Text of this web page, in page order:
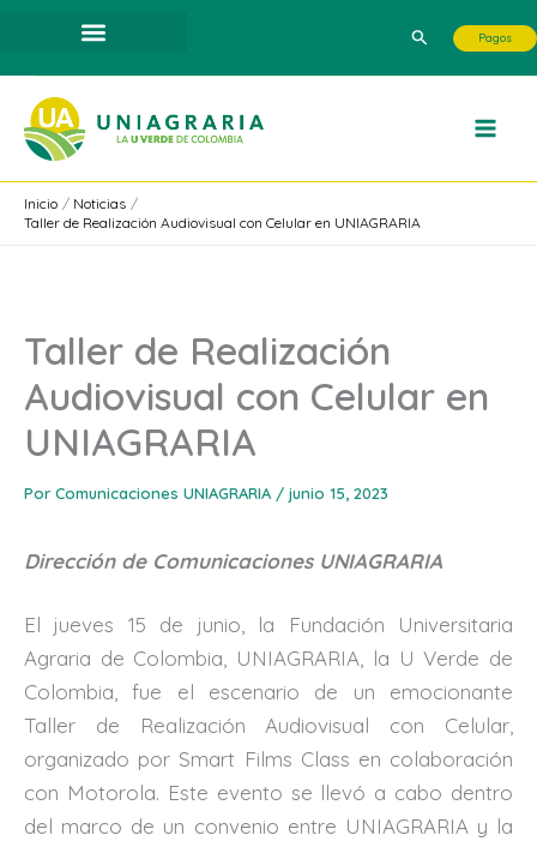
contenido
Buscar Pagos
Inicio
Noticias
Taller de Realización Audiovisual con Celular en UNIAGRARIA
Taller de Realización
Audiovisual con Celular en
UNIAGRARIA
Por Comunicaciones UNIAGRARIA / junio 15, 2023
Dirección de Comunicaciones UNIAGRARIA
El jueves 15 de junio, la Fundación Universitaria
Agraria de Colombia, UNIAGRARIA, la U Verde de
Colombia, fue el escenario de un emocionante
Taller de Realización Audiovisual con Celular,
organizado por Smart Films Class en colaboración
con Motorola. Este evento se llevó a cabo dentro
del marco de un convenio entre UNIAGRARIA y la